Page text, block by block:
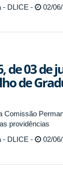
- DLICE -
02/
de 03 de
de
Comissão
providências
- DLICE -
02/